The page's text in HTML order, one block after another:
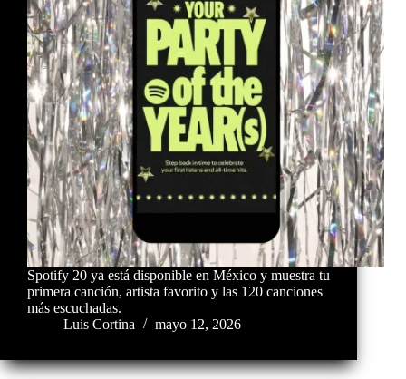
Spotify 20 ya está disponible en México y muestra tu
primera canción, artista favorito y las 120 canciones
más escuchadas.
Luis Cortina
mayo 12, 2026